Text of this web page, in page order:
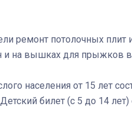
ремонт потолочных плит
и на вышках для прыжков
населения от 15 лет
билет (с 5 до 14